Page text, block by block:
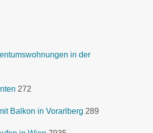
in der
272
Balkon in Vorarlberg 289